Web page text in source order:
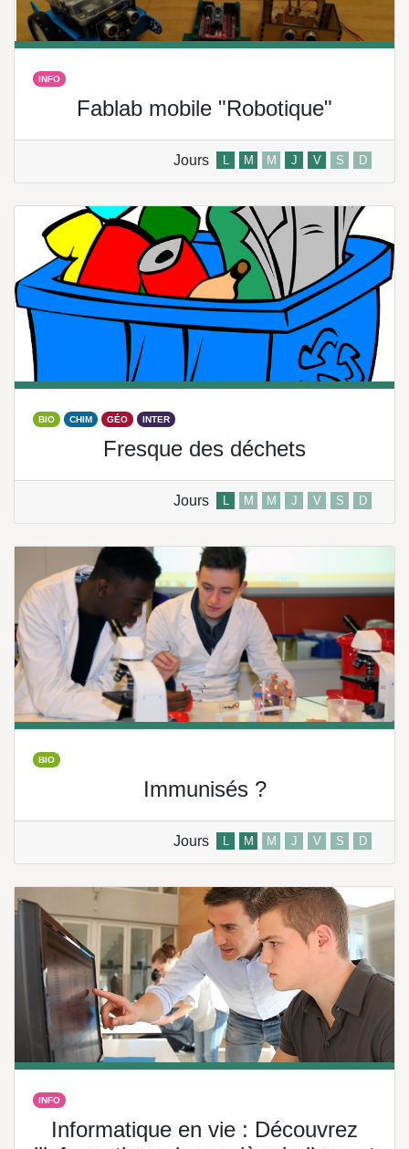
INFO
Fablab mobile "Robotique"
Jours L M M J V S D
BIO CHIM GÉO INTER
Fresque des déchets
Jours L M M J V S D
BIO
Immunisés ?
Jours L M M J V S D
INFO
Informatique en vie : Découvrez